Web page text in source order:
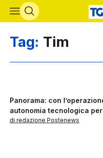
Vai al contenuto principale
Tag: Tim
Panorama: con
autonomia tecnologica per
di redazione Postenews